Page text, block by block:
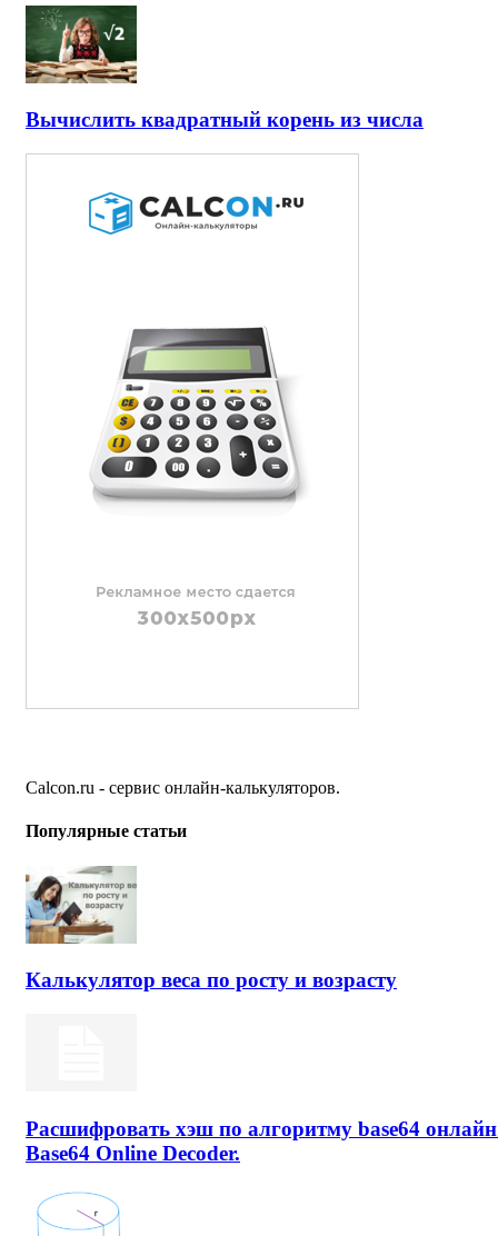
Вычислить квадратный корень из числа
Calcon.ru - сервис онлайн-калькуляторов.
Популярные статьи
Калькулятор веса по росту и возрасту
Расшифровать хэш по алгоритму base64
Base64 Online Decoder.